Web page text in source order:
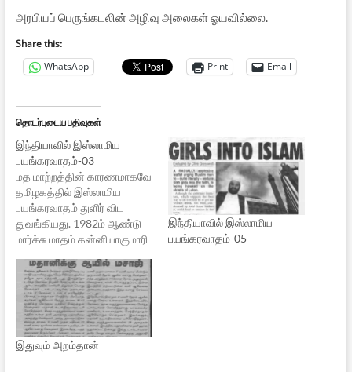
அரபியப் பெருங்கடலின் அழிவு அலைகள் ஓயவில்லை.
Share this:
WhatsApp
Print Email
தொடர்புடைய பதிவுகள்
இந்தியாவில் இஸ்லாமிய
பயங்கரவாதம்-03
மத மாற்றத்தின் காரணமாகவே
தமிழகத்தில் இஸ்லாமிய
பயங்கரவாதம் துளிர் விட
துவங்கியது. 1982ம் ஆண்டு
மார்ச்சு மாதம் கன்னியாகுமாரி
மண்டைக் காடு பகவதி
அம்மன் கோவில் திருவிழாவின்
போது நடந்த பயங்கர
கலவரத்திற்குப் பிறகு தான்
தமிழகத்தில் பயங்கரவாதம்
தனது பணியினை செய்ய
இந்தியாவில் இஸ்லாமிய
பயங்கரவாதம்-05
இதுவும் அறம்தான்